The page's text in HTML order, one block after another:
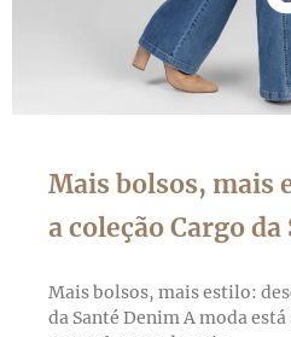
Mais bolsos, mais
a coleção Cargo
Mais bolsos, mais estilo:
da Santé Denim A moda